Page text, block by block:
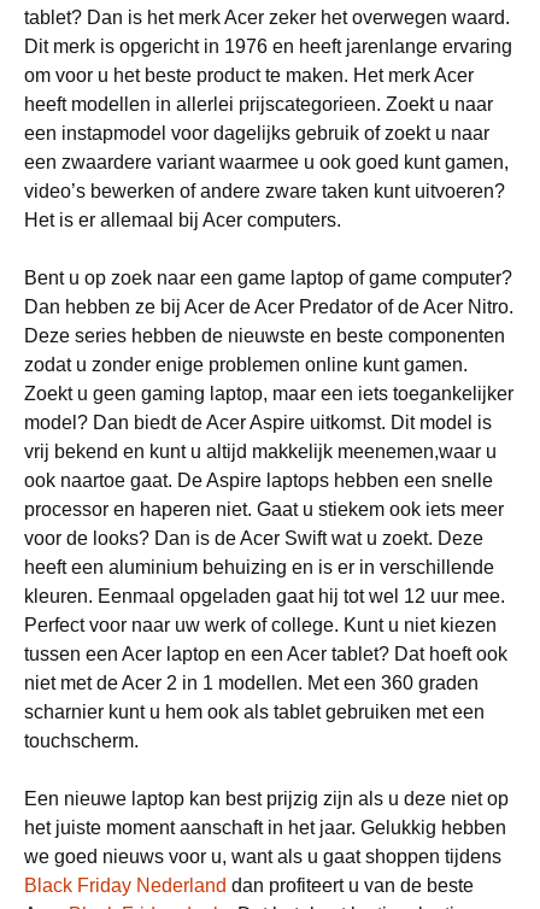
tablet? Dan is het merk Acer zeker het overwegen waard.
Dit merk is opgericht in 1976 en heeft jarenlange ervaring
om voor u het beste product te maken. Het merk Acer
heeft modellen in allerlei prijscategorieen. Zoekt u naar
een instapmodel voor dagelijks gebruik of zoekt u naar
een zwaardere variant waarmee u ook goed kunt gamen,
video’s bewerken of andere zware taken kunt uitvoeren?
Het is er allemaal bij Acer computers.
Bent u op zoek naar een game laptop of game computer?
Dan hebben ze bij Acer de Acer Predator of de Acer Nitro.
Deze series hebben de nieuwste en beste componenten
zodat u zonder enige problemen online kunt gamen.
Zoekt u geen gaming laptop, maar een iets toegankelijker
model? Dan biedt de Acer Aspire uitkomst. Dit model is
vrij bekend en kunt u altijd makkelijk meenemen,waar u
ook naartoe gaat. De Aspire laptops hebben een snelle
processor en haperen niet. Gaat u stiekem ook iets meer
voor de looks? Dan is de Acer Swift wat u zoekt. Deze
heeft een aluminium behuizing en is er in verschillende
kleuren. Eenmaal opgeladen gaat hij tot wel 12 uur mee.
Perfect voor naar uw werk of college. Kunt u niet kiezen
tussen een Acer laptop en een Acer tablet? Dat hoeft ook
niet met de Acer 2 in 1 modellen. Met een 360 graden
scharnier kunt u hem ook als tablet gebruiken met een
touchscherm.
Een nieuwe laptop kan best prijzig zijn als u deze niet op
het juiste moment aanschaft in het jaar. Gelukkig hebben
we goed nieuws voor u, want als u gaat shoppen tijdens
Black Friday Nederland dan profiteert u van de beste